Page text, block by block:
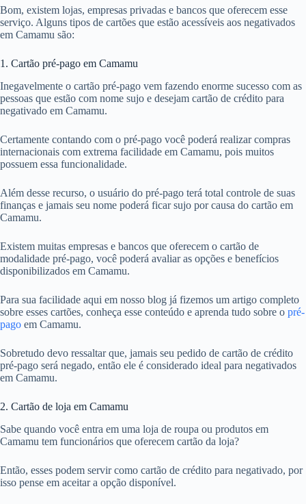
Bom, existem lojas, empresas privadas e bancos que oferecem esse
serviço. Alguns tipos de cartões que estão acessíveis aos negativados
em Camamu são:
1. Cartão pré-pago em Camamu
Inegavelmente o cartão pré-pago vem fazendo enorme sucesso com as
pessoas que estão com nome sujo e desejam cartão de crédito para
negativado em Camamu.
Certamente contando com o pré-pago você poderá realizar compras
internacionais com extrema facilidade em Camamu, pois muitos
possuem essa funcionalidade.
Além desse recurso, o usuário do pré-pago terá total controle de suas
finanças e jamais seu nome poderá ficar sujo por causa do cartão em
Camamu.
Existem muitas empresas e bancos que oferecem o cartão de
modalidade pré-pago, você poderá avaliar as opções e benefícios
disponibilizados em Camamu.
Para sua facilidade aqui em nosso blog já fizemos um artigo completo
sobre esses cartões, conheça esse conteúdo e aprenda tudo sobre o pré-
pago em Camamu.
Sobretudo devo ressaltar que, jamais seu pedido de cartão de crédito
pré-pago será negado, então ele é considerado ideal para negativados
em Camamu.
2. Cartão de loja em Camamu
Sabe quando você entra em uma loja de roupa ou produtos em
Camamu tem funcionários que oferecem cartão da loja?
Então, esses podem servir como cartão de crédito para negativado, por
isso pense em aceitar a opção disponível.